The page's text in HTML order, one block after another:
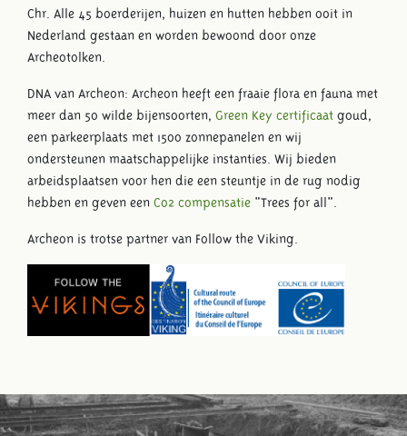
Chr. Alle 45 boerderijen, huizen en hutten hebben ooit in
Nederland gestaan en worden bewoond door onze
Archeotolken.
DNA van Archeon: Archeon heeft een fraaie flora en fauna met
meer dan 50 wilde bijensoorten, Green Key certificaat goud,
een parkeerplaats met 1500 zonnepanelen en wij
ondersteunen maatschappelijke instanties. Wij bieden
arbeidsplaatsen voor hen die een steuntje in de rug nodig
hebben en geven een C02 compensatie "Trees for all".
Archeon is trotse partner van Follow the Viking.